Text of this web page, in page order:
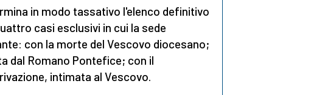
in modo tassativo l'elenco definitivo
casi esclusivi in cui la sede
con la morte del Vescovo diocesano;
dal Romano Pontefice; con il
intimata al Vescovo.